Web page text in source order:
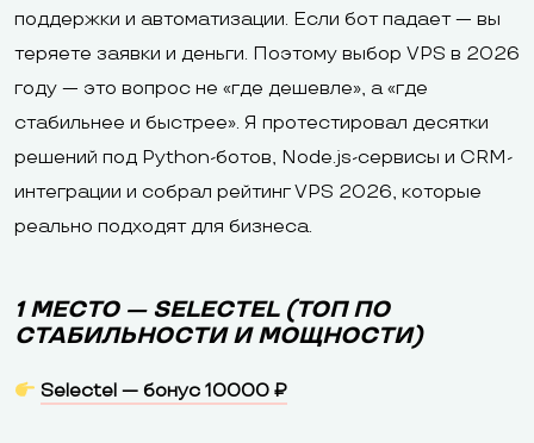
поддержки и автоматизации. Если бот падает — вы
теряете заявки и деньги. Поэтому выбор VPS в 2026
году — это вопрос не «где дешевле», а «где
стабильнее и быстрее». Я протестировал десятки
решений под Python-ботов, Node.js-сервисы и CRM-
интеграции и собрал рейтинг VPS 2026, которые
реально подходят для бизнеса.
1 МЕСТО — SELECTEL (ТОП ПО
СТАБИЛЬНОСТИ И МОЩНОСТИ)
Selectel — бонус 10000 ₽